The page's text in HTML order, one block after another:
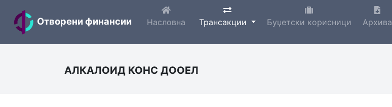
Отворени финансии Насловна Трансакции Буџетски корисници Архива
АЛКАЛОИД КОНС ДООЕЛ